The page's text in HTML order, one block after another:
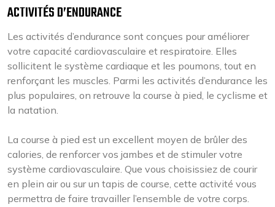
ACTIVITÉS D’ENDURANCE
Les activités d’endurance sont conçues pour améliorer
votre capacité cardiovasculaire et respiratoire. Elles
sollicitent le système cardiaque et les poumons, tout en
renforçant les muscles. Parmi les activités d’endurance les
plus populaires, on retrouve la course à pied, le cyclisme et
la natation.
La course à pied est un excellent moyen de brûler des
calories, de renforcer vos jambes et de stimuler votre
système cardiovasculaire. Que vous choisissiez de courir
en plein air ou sur un tapis de course, cette activité vous
permettra de faire travailler l’ensemble de votre corps.